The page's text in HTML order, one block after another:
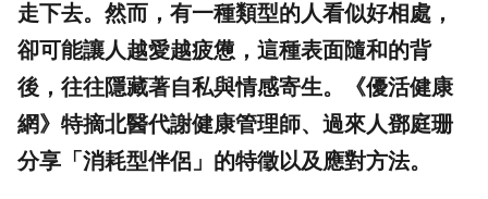
走下去。然而，有一種類型的人看似好相處，
卻可能讓人越愛越疲憊，這種表面隨和的背
後，往往隱藏著自私與情感寄生。《優活健康
網》特摘北醫代謝健康管理師、過來人鄧庭珊
分享「 消耗型伴侶 」的特徵以及應對方法。